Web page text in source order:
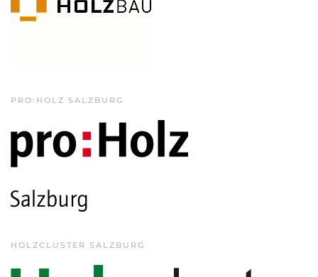
PRO:HOLZ SALZBURG
HOLZCLUSTER SALZBURG